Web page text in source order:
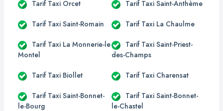
Tarif Taxi Orcet Tarif Taxi Saint-Anthème
Tarif Taxi Saint-Romain Tarif Taxi La Chaulme
Tarif Taxi La Monnerie-le
Montel
Tarif Taxi Saint-Priest-
des-Champs
Tarif Taxi Biollet Tarif Taxi Charensat
Tarif Taxi Saint-Bonnet-
le-Bourg
Tarif Taxi Saint-Bonnet-
le-Chastel